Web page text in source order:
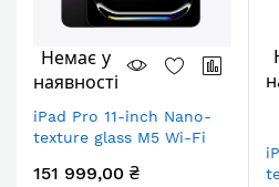
Немає у
наявності
iPad Pro 11-inch Nano-
texture glass M5 Wi-Fi
151 999,00 ₴